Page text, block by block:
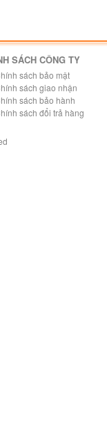
SÁCH CÔNG TY
sách bảo mật
sách giao nhận
sách bảo hành
sách đổi trả hàng